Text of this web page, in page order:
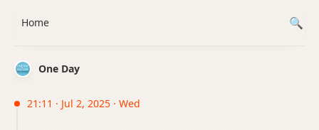
One Day
21:11 · Jul 2, 2025 · Wed
Home